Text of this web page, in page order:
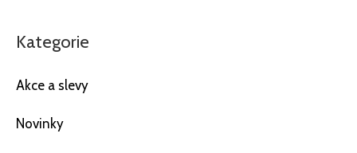
Kategorie
Akce a slevy
Novinky